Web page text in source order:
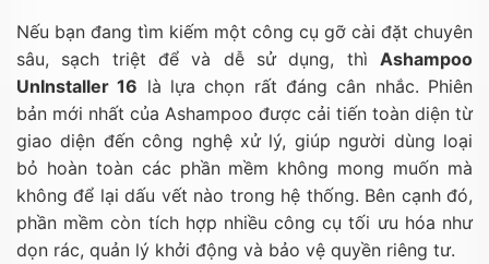
Nếu bạn đang tìm kiếm một công cụ gỡ cài đặt chuyên
sâu, sạch triệt để và dễ sử dụng, thì Ashampoo
UnInstaller 16 là lựa chọn rất đáng cân nhắc. Phiên
bản mới nhất của Ashampoo được cải tiến toàn diện từ
giao diện đến công nghệ xử lý, giúp người dùng loại
bỏ hoàn toàn các phần mềm không mong muốn mà
không để lại dấu vết nào trong hệ thống. Bên cạnh đó,
phần mềm còn tích hợp nhiều công cụ tối ưu hóa như
dọn rác, quản lý khởi động và bảo vệ quyền riêng tư.